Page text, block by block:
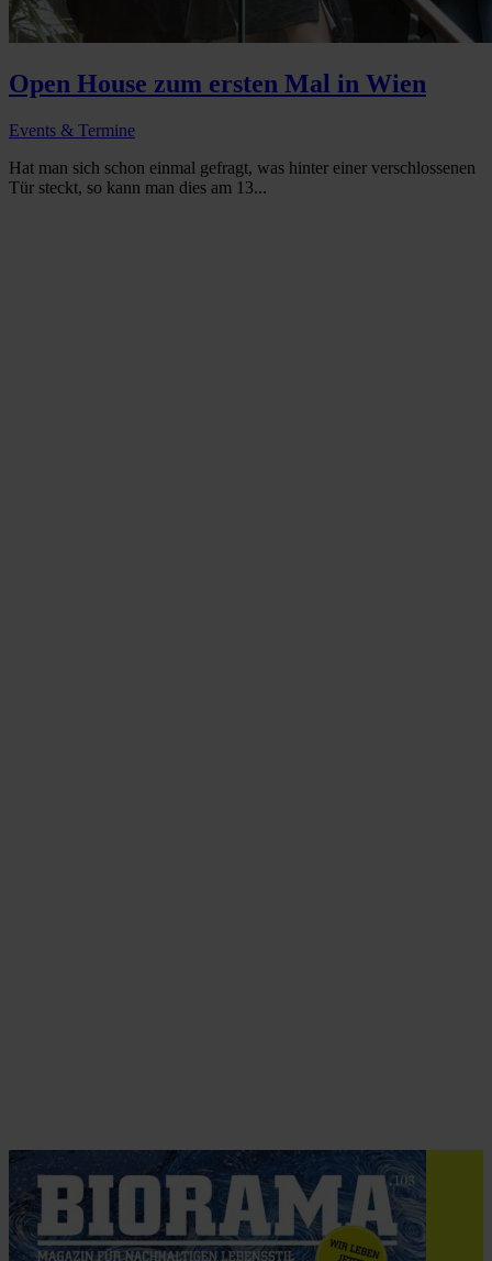
Open House zum ersten Mal in Wien
Events & Termine
Hat man sich schon einmal gefragt, was hinter einer verschlossenen
Tür steckt, so kann man dies am 13...